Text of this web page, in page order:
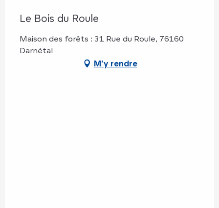
Le Bois du Roule
Maison des forêts : 31 Rue du Roule, 76160
Darnétal
M'y rendre